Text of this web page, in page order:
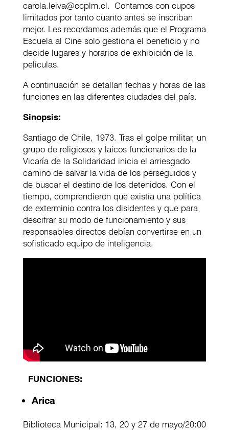
carola.leiva@ccplm.cl. Contamos con cupos
limitados por tanto cuanto antes se inscriban
mejor. Les recordamos además que el Programa
Escuela al Cine solo gestiona el beneficio y no
decide lugares y horarios de exhibición de la
películas.
A continuación se detallan fechas y horas de las
funciones en las diferentes ciudades del país.
Sinopsis:
Santiago de Chile, 1973. Tras el golpe militar, un
grupo de religiosos y laicos funcionarios de la
Vicaría de la Solidaridad inicia el arriesgado
camino de salvar la vida de los perseguidos y
de buscar el destino de los detenidos. Con el
tiempo, comprendieron que existía una política
de exterminio contra los disidentes y que para
descifrar su modo de funcionamiento y sus
responsables directos debían convertirse en un
sofisticado equipo de inteligencia.
FUNCIONES:
Arica
Biblioteca Municipal: 13, 20 y 27 de mayo/20:00